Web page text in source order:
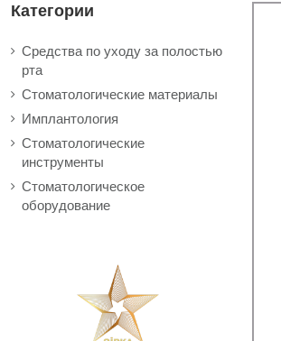
Категории
Средства по уходу за полостью
рта
Стоматологические материалы
Имплантология
Стоматологические
инструменты
Стоматологическое
оборудование